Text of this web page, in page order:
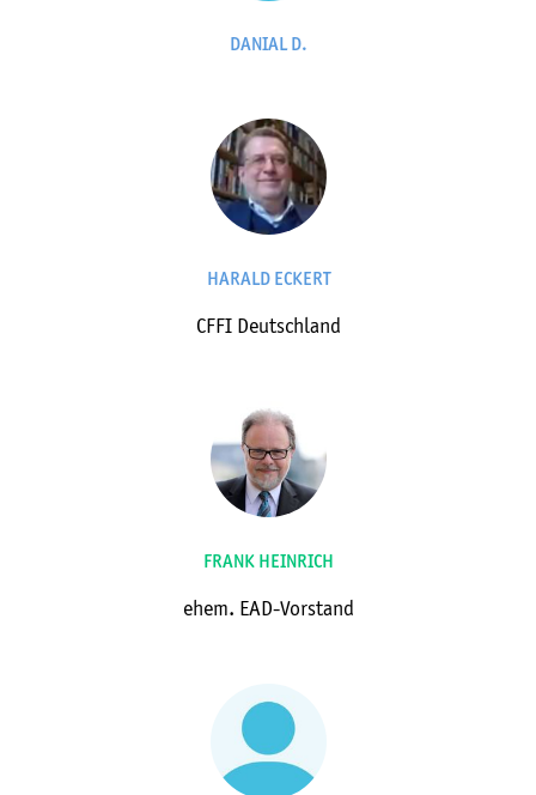
DANIAL D.
HARALD ECKERT
CFFI Deutschland
FRANK HEINRICH
ehem. EAD-Vorstand